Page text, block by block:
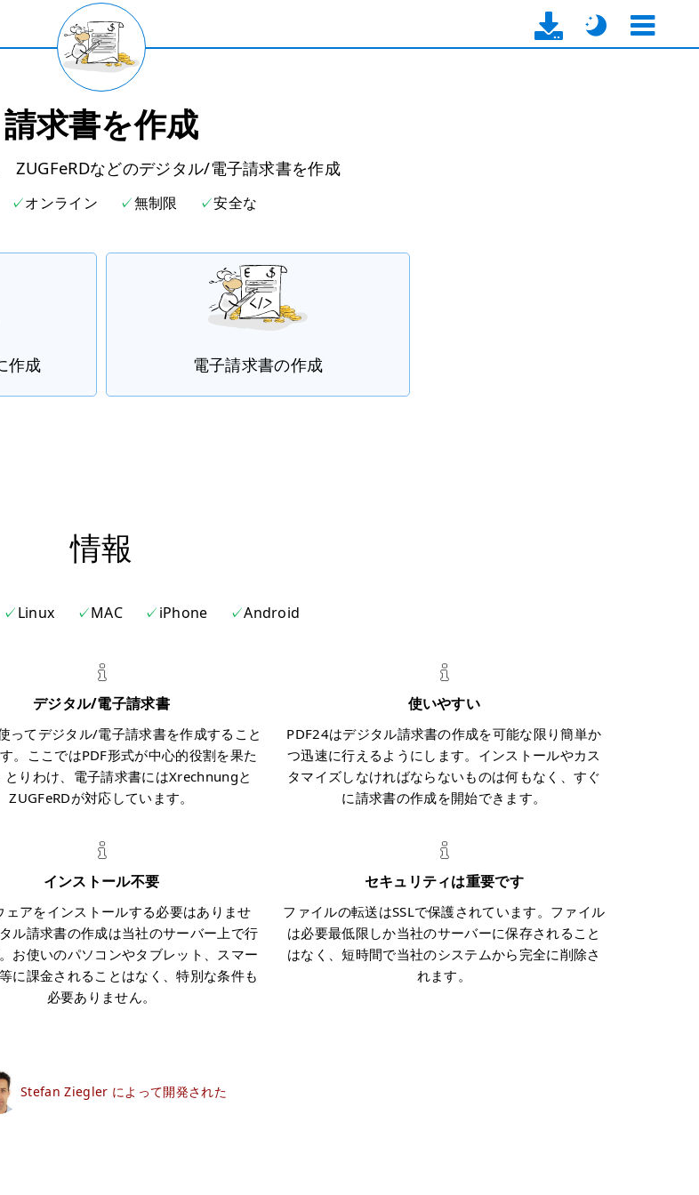
請求書を作成
ZUGFeRDなどのデジタル/電子請求書を作成
オンライン 無制限 安全な
作成 電子請求書の作成
情報
Linux MAC iPhone Android
デジタル/電子請求書
ってデジタル/電子請求書を作成すること
。ここではPDF形式が中心的役割を果た
とりわけ、電子請求書にはXrechnungと
ZUGFeRDが対応しています。
使いやすい
PDF24はデジタル請求書の作成を可能な限り簡単か
つ迅速に行えるようにします。インストールやカス
タマイズしなければならないものは何もなく、すぐ
に請求書の作成を開始できます。
インストール不要
ェアをインストールする必要はありませ
ル請求書の作成は当社のサーバー上で行
お使いのパソコンやタブレット、スマー
に課金されることはなく、特別な条件も
必要ありません。
セキュリティは重要です
ファイルの転送はSSLで保護されています。ファイル
は必要最低限しか当社のサーバーに保存されること
はなく、短時間で当社のシステムから完全に削除さ
れます。
Stefan Ziegler によって開発された